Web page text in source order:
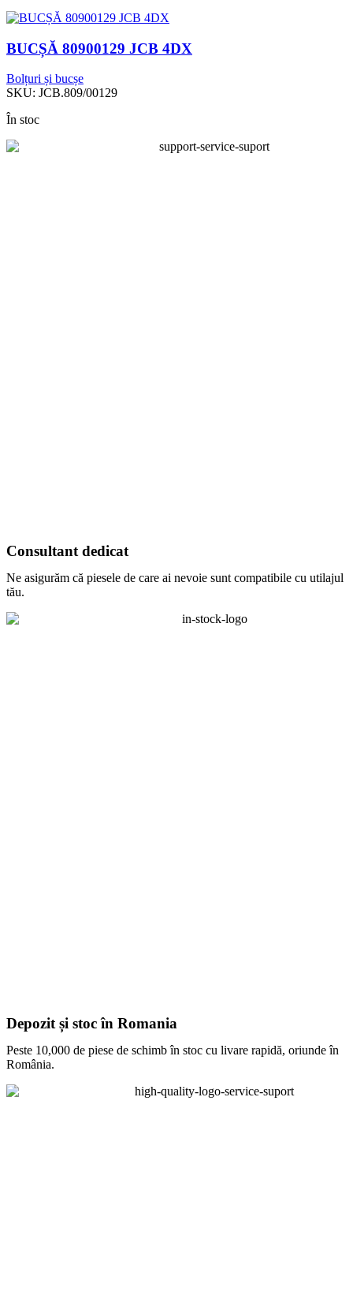
BUCȘĂ 80900129 JCB 4DX
Bolțuri și bucșe
SKU: JCB.809/00129
În stoc
Consultant dedicat
Ne asigurăm că piesele de care ai nevoie sunt compatibile cu utilajul
tău.
Depozit și stoc în Romania
Peste 10,000 de piese de schimb în stoc cu livare rapidă, oriunde în
România.